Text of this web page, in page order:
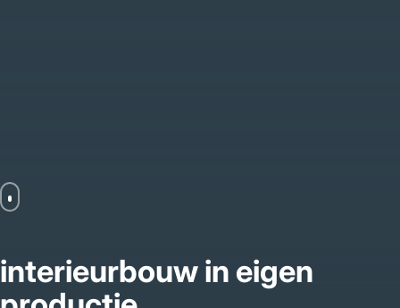
interieurbouw in eigen